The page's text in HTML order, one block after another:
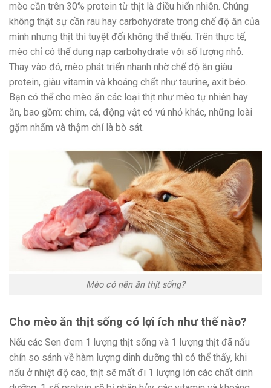
mèo cần trên 30% protein từ thịt là điều hiển nhiên. Chúng
không thật sự cần rau hay carbohydrate trong chế độ ăn của
mình nhưng thịt thì tuyệt đối không thể thiếu. Trên thực tế,
mèo chỉ có thể dung nạp carbohydrate với số lượng nhỏ.
Thay vào đó, mèo phát triển nhanh nhờ chế độ ăn giàu
protein, giàu vitamin và khoáng chất như taurine, axit béo.
Bạn có thể cho mèo ăn các loại thịt như mèo tự nhiên hay
ăn, bao gồm: chim, cá, động vật có vú nhỏ khác, những loài
gặm nhấm và thậm chí là bò sát.
Mèo có nên ăn thịt sống?
Cho mèo ăn thịt sống có lợi ích như thế nào?
Nếu các Sen đem 1 lượng thịt sống và 1 lượng thịt đã nấu
chín so sánh về hàm lượng dinh dưỡng thì có thể thấy, khi
nấu ở nhiệt độ cao, thịt sẽ mất đi 1 lượng lớn các chất dinh